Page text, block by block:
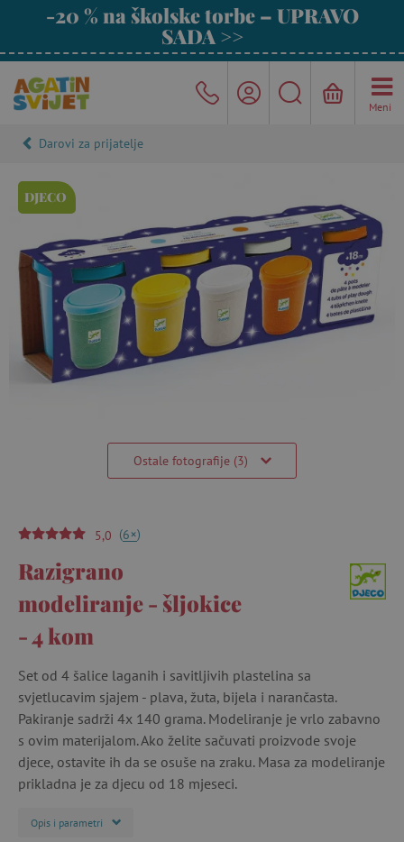
-20 % na školske torbe – UPRAVO
SADA >>
Meni
Darovi za prijatelje
DJECO
Ostale fotografije (3)
5,0 (6+)
Razigrano
modeliranje - šljokice
- 4 kom
Set od 4 šalice laganih i savitljivih plastelina sa
svjetlucavim sjajem - plava, žuta, bijela i narančasta.
Pakiranje sadrži 4x 140 grama. Modeliranje je vrlo zabavno
s ovim materijalom. Ako želite sačuvati proizvode svoje
djece, ostavite ih da se osuše na zraku. Masa za modeliranje
prikladna je za djecu od 18 mjeseci.
Opis i parametri